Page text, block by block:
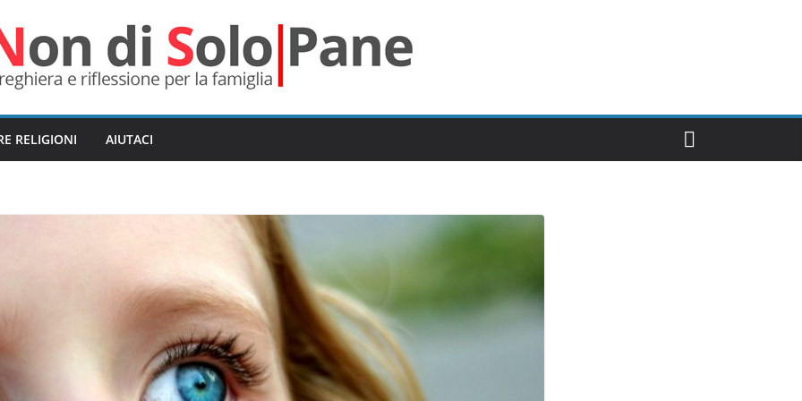
RELIGIONI AIUTACI